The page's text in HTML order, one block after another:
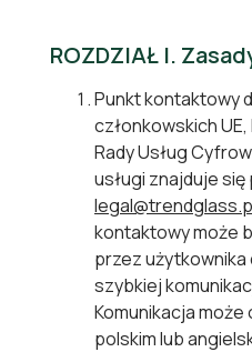
ROZDZIAŁ I.
Punkt kontaktowy
członkowskich
Rady Usług
usługi znajduje
kontaktowy może
przez
szybkiej
Komunikacja może
polskim lub